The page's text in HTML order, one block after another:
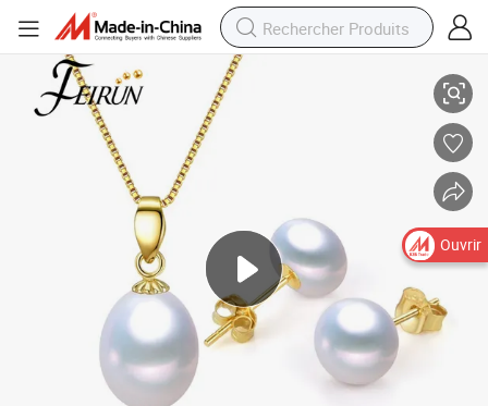
925 Ensemble de véritables perles d&#039;eau douce en argent sterling
Ouvrir